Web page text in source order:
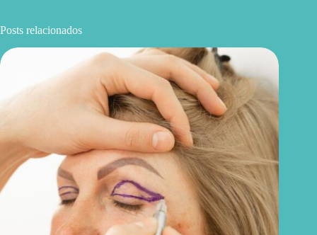
Posts relacionados